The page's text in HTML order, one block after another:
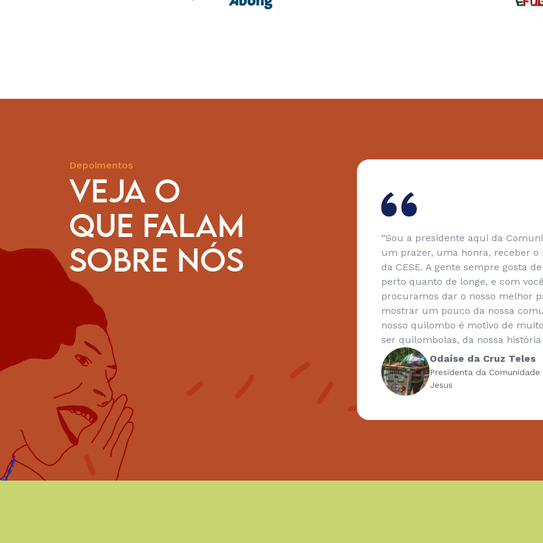
Depoimentos
VEJA O
QUE FALAM
SOBRE NÓS
a celebrar e agradecer! Nestes anos todos, a CESE tem sido
importantíssima dos movimentos e organizações
e pastorais sociais. Em muitos casos, o seu apoio foi e é
para a luta, para a vitória da vida. Faz as exigências necessárias
projetos, mas não as burocratiza nem as excede. O espírito
e acolhedor de seus agentes e funcionários faz a diferença. O
de verdadeiro ecumenismo é uma das suas marcas mais
Parabéns a todos e todas que fazem a CESE! Vida longa!
Ruben Siqueira
Comissão Pastoral da Terra (CPT)
“Sou a presidente aqui da
um prazer, uma honra, receber o
da CESE. A gente sempre gosta
perto quanto de longe, e com
procuramos dar o nosso melhor
mostrar um pouco da nossa
nosso quilombo é motivo de
ser quilombolas, da nossa história
Odaíse da Cruz Teles
Presidenta da
Jesus